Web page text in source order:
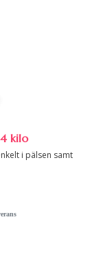
kilo
i pälsen samt